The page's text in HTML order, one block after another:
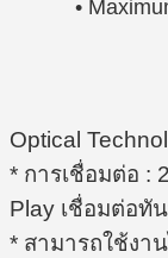
•
Optical
* การเชื่อมต่อ :
Play เชื่อมต่อทั
* สามารถใช้งา